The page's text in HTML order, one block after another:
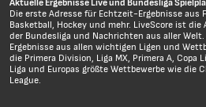
Aktuelle Ergebnisse Live und Bundesliga
Die erste Adresse für Echtzeit-Ergebnisse aus
Basketball, Hockey und mehr. LiveScore ist
der Bundesliga und Nachrichten aus aller
Ergebnisse aus allen wichtigen Ligen und
die Primera Division, Liga MX, Primera A, Copa
Liga und Europas größte Wettbewerbe wie die
League.